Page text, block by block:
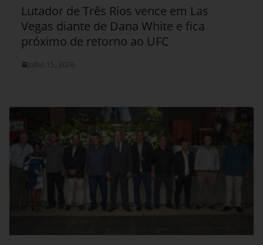
Lutador de Três Rios vence em Las
Vegas diante de Dana White e fica
próximo de retorno ao UFC
julho 15, 2026